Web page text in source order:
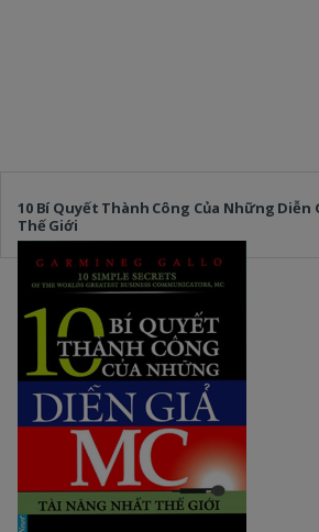
10 Bí Quyết Thành Công Của Những Diễn
Thế Giới